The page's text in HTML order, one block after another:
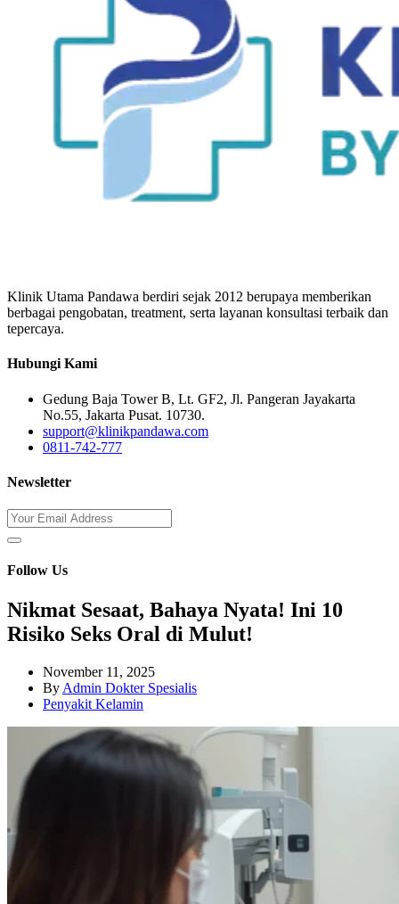
Klinik Utama Pandawa berdiri sejak 2012 berupaya memberikan
berbagai pengobatan, treatment, serta layanan konsultasi terbaik dan
tepercaya.
Hubungi Kami
Gedung Baja Tower B, Lt. GF2, Jl. Pangeran Jayakarta
No.55, Jakarta Pusat. 10730.
support@klinikpandawa.com
0811-742-777
Newsletter
Follow Us
Nikmat Sesaat, Bahaya Nyata! Ini 10
Risiko Seks Oral di Mulut!
November 11, 2025
By Admin Dokter Spesialis
Penyakit Kelamin